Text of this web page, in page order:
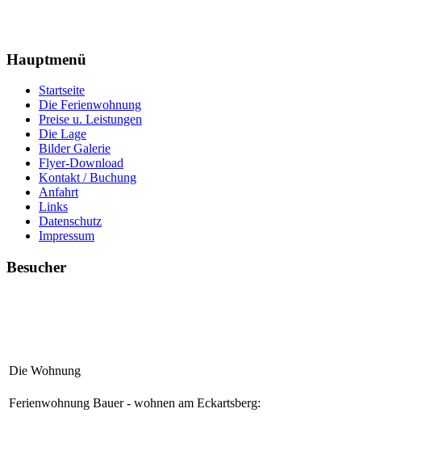
Hauptmenü
Startseite
Die Ferienwohnung
Preise u. Leistungen
Die Lage
Bilder Galerie
Flyer-Download
Kontakt / Buchung
Anfahrt
Links
Datenschutz
Impressum
Besucher
Die Wohnung
Ferienwohnung Bauer - wohnen am Eckartsberg: